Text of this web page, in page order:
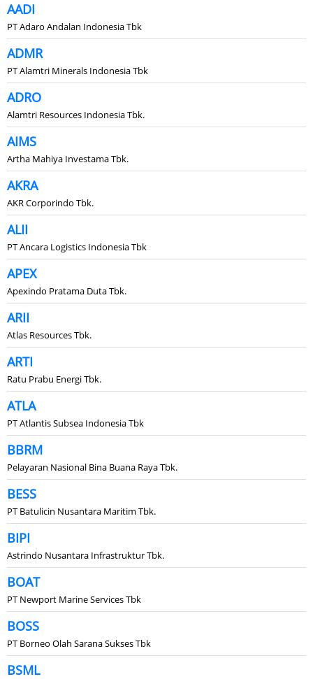
AADI
PT Adaro Andalan Indonesia Tbk
ADMR
PT Alamtri Minerals Indonesia Tbk
ADRO
Alamtri Resources Indonesia Tbk.
AIMS
Artha Mahiya Investama Tbk.
AKRA
AKR Corporindo Tbk.
ALII
PT Ancara Logistics Indonesia Tbk
APEX
Apexindo Pratama Duta Tbk.
ARII
Atlas Resources Tbk.
ARTI
Ratu Prabu Energi Tbk.
ATLA
PT Atlantis Subsea Indonesia Tbk
BBRM
Pelayaran Nasional Bina Buana Raya Tbk.
BESS
PT Batulicin Nusantara Maritim Tbk.
BIPI
Astrindo Nusantara Infrastruktur Tbk.
BOAT
PT Newport Marine Services Tbk
BOSS
PT Borneo Olah Sarana Sukses Tbk
BSML